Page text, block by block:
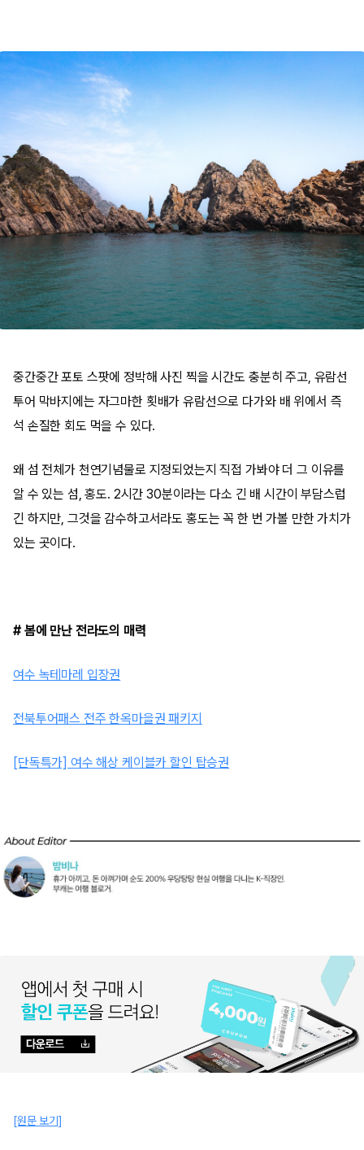
중간중간 포토 스팟에 정박해 사진 찍을 시간도 충분히 주고, 유람선
투어 막바지에는 자그마한 횟배가 유람선으로 다가와 배 위에서 즉
석 손질한 회도 먹을 수 있다.
왜 섬 전체가 천연기념물로 지정되었는지 직접 가봐야 더 그 이유를
알 수 있는 섬, 홍도. 2시간 30분이라는 다소 긴 배 시간이 부담스럽
긴 하지만, 그것을 감수하고서라도 홍도는 꼭 한 번 가볼 만한 가치가
있는 곳이다.
# 봄에 만난 전라도의 매력
여수 녹테마레 입장권
전북투어패스 전주 한옥마을권 패키지
[단독특가] 여수 해상 케이블카 할인 탑승권
[원문 보기]